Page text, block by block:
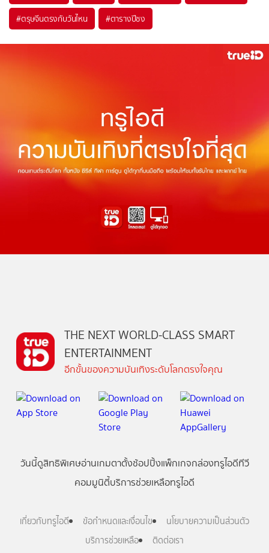
#ตรุษจีนตรงกับวันไหน #ตารางปีชง
THE NEXT WORLD-CLASS SMART
ENTERTAINMENT
อีกขั้นของความบันเทิงระดับโลกตรงใจคุณ
วันนี้ดูสิทธิพิเศษอ่านเกมตาตั้งช้อปปิ้งแพ็กเกจกล่องทรูไอดีทีวี
คอมมูนิตี้บริการช่วยเหลือทรูไอดี
เกี่ยวกับทรูไอดี ข้อกำหนดและเงื่อนไข
นโยบายความเป็นส่วนตัว
บริการช่วยเหลือ
ติดต่อเรา